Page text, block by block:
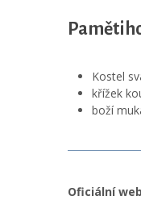
Kostel
křížek
boží
Oficiální